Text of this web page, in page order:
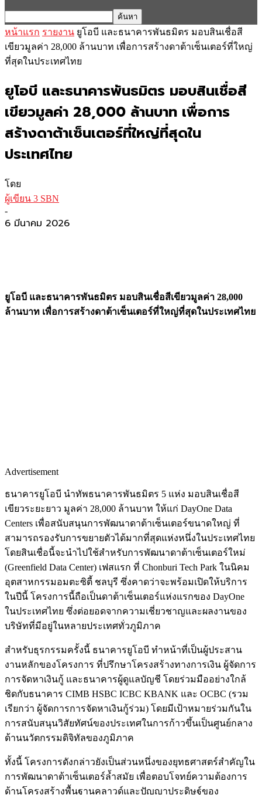
หน้าแรก รายงาน ยูโอบี และธนาคารพันธมิตร มอบสินเชื่อสี
เขียวมูลค่า 28,000 ล้านบาท เพื่อการสร้างดาต้าเซ็นเตอร์ที่ใหญ่
ที่สุดในประเทศไทย
ยูโอบี และธนาคารพันธมิตร มอบสินเชื่อสี
เขียวมูลค่า 28,000 ล้านบาท เพื่อการ
สร้างดาต้าเซ็นเตอร์ที่ใหญ่ที่สุดใน
ประเทศไทย
โดย
ผู้เขียน 3 SBN
-
6 มีนาคม 2026
ยูโอบี และธนาคารพันธมิตร มอบสินเชื่อสีเขียวมูลค่า 28,000
ล้านบาท เพื่อการสร้างดาต้าเซ็นเตอร์ที่ใหญ่ที่สุดในประเทศไทย
Advertisement
ธนาคารยูโอบี นำทัพธนาคารพันธมิตร 5 แห่ง มอบสินเชื่อสี
เขียวระยะยาว มูลค่า 28,000 ล้านบาท ให้แก่ DayOne Data
Centers เพื่อสนับสนุนการพัฒนาดาต้าเซ็นเตอร์ขนาดใหญ่ ที่
สามารถรองรับการขยายตัวได้มากที่สุดแห่งหนึ่งในประเทศไทย
โดยสินเชื่อนี้จะนำไปใช้สำหรับการพัฒนาดาต้าเซ็นเตอร์ใหม่
(Greenfield Data Center) เฟสแรก ที่ Chonburi Tech Park ในนิคม
อุตสาหกรรมอมตะซิตี้ ชลบุรี ซึ่งคาดว่าจะพร้อมเปิดให้บริการ
ในปีนี้ โครงการนี้ถือเป็นดาต้าเซ็นเตอร์แห่งแรกของ DayOne
ในประเทศไทย ซึ่งต่อยอดจากความเชี่ยวชาญและผลงานของ
บริษัทที่มีอยู่ในหลายประเทศทั่วภูมิภาค
สำหรับธุรกรรมครั้งนี้ ธนาคารยูโอบี ทำหน้าที่เป็นผู้ประสาน
งานหลักของโครงการ ที่ปรึกษาโครงสร้างทางการเงิน ผู้จัดการ
การจัดหาเงินกู้ และธนาคารผู้ดูแลบัญชี โดยร่วมมืออย่างใกล้
ชิดกับธนาคาร CIMB HSBC ICBC KBANK และ OCBC (รวม
เรียกว่า ผู้จัดการการจัดหาเงินกู้ร่วม) โดยมีเป้าหมายร่วมกันใน
การสนับสนุนวิสัยทัศน์ของประเทศในการก้าวขึ้นเป็นศูนย์กลาง
ด้านนวัตกรรมดิจิทัลของภูมิภาค
ทั้งนี้ โครงการดังกล่าวยังเป็นส่วนหนึ่งของยุทธศาสตร์สำคัญใน
การพัฒนาดาต้าเซ็นเตอร์ล้ำสมัย เพื่อตอบโจทย์ความต้องการ
ด้านโครงสร้างพื้นฐานคลาวด์และปัญญาประดิษฐ์ของ